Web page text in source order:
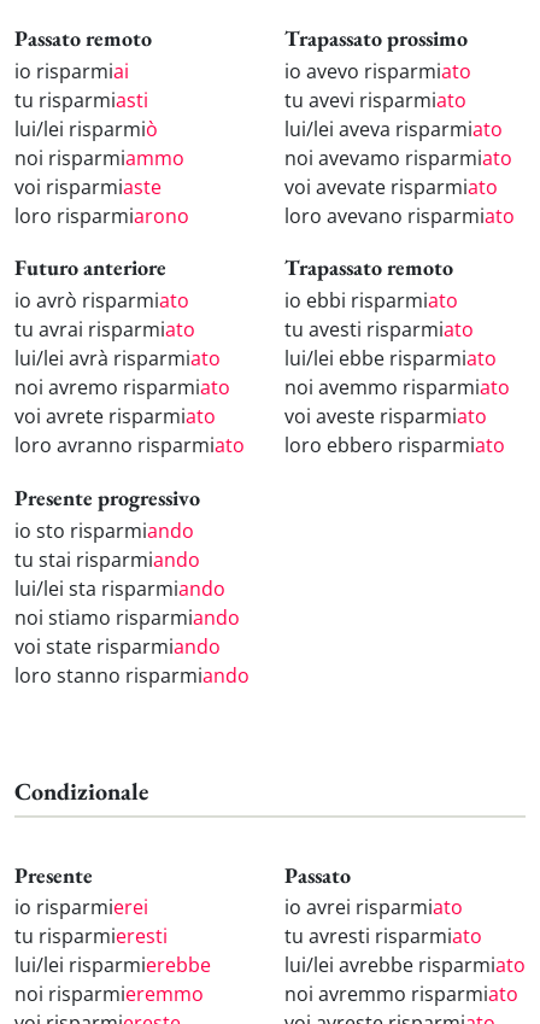
Passato remoto
io risparmiai
tu risparmiasti
lui/lei risparmiò
noi risparmiammo
voi risparmiaste
loro risparmiarono
Trapassato prossimo
io avevo risparmiato
tu avevi risparmiato
lui/lei aveva risparmiato
noi avevamo risparmiato
voi avevate risparmiato
loro avevano risparmiato
Futuro anteriore
io avrò risparmiato
tu avrai risparmiato
lui/lei avrà risparmiato
noi avremo risparmiato
voi avrete risparmiato
loro avranno risparmiato
Trapassato remoto
io ebbi risparmiato
tu avesti risparmiato
lui/lei ebbe risparmiato
noi avemmo risparmiato
voi aveste risparmiato
loro ebbero risparmiato
Presente progressivo
io sto risparmiando
tu stai risparmiando
lui/lei sta risparmiando
noi stiamo risparmiando
voi state risparmiando
loro stanno risparmiando
Condizionale
Presente
io risparmierei
tu risparmieresti
lui/lei risparmierebbe
noi risparmieremmo
Passato
io avrei risparmiato
tu avresti risparmiato
lui/lei avrebbe risparmiato
noi avremmo risparmiato